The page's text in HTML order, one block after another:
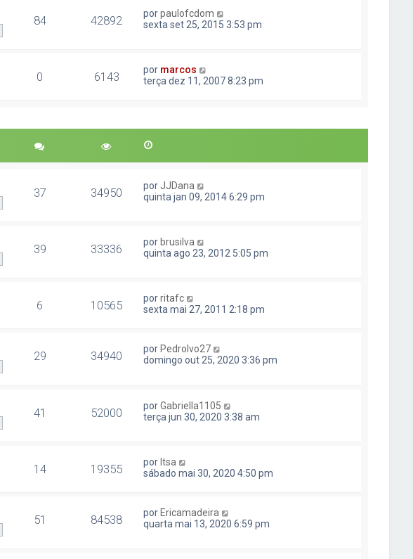
84 42892 porpaulofcdom
sexta set 25, 2015 3:53 pm
0 6143 por marcos
terça dez 11, 2007 8:23 pm
37 34950 por JJDana
quinta jan 09, 2014 6:29 pm
39 33336 por brusilva
quinta ago 23, 2012 5:05 pm
6 10565 porritafc
sexta mai 27, 2011 2:18 pm
29 34940 por PedroIvo27
domingo out 25, 2020 3:36 pm
41 52000 porGabriella1105
terça jun 30, 2020 3:38 am
14 19355 por Itsa
sábado mai 30, 2020 4:50 pm
51 84538 por Ericamadeira
quarta mai 13, 2020 6:59 pm